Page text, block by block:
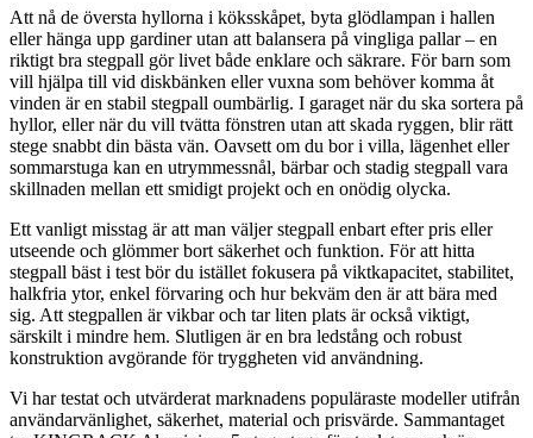
Att nå de översta hyllorna i köksskåpet, byta glödlampan i hallen
eller hänga upp gardiner utan att balansera på vingliga pallar – en
riktigt bra stegpall gör livet både enklare och säkrare. För barn som
vill hjälpa till vid diskbänken eller vuxna som behöver komma åt
vinden är en stabil stegpall oumbärlig. I garaget när du ska sortera på
hyllor, eller när du vill tvätta fönstren utan att skada ryggen, blir rätt
stege snabbt din bästa vän. Oavsett om du bor i villa, lägenhet eller
sommarstuga kan en utrymmessnål, bärbar och stadig stegpall vara
skillnaden mellan ett smidigt projekt och en onödig olycka.
Ett vanligt misstag är att man väljer stegpall enbart efter pris eller
utseende och glömmer bort säkerhet och funktion. För att hitta
stegpall bäst i test bör du istället fokusera på viktkapacitet, stabilitet,
halkfria ytor, enkel förvaring och hur bekväm den är att bära med
sig. Att stegpallen är vikbar och tar liten plats är också viktigt,
särskilt i mindre hem. Slutligen är en bra ledstång och robust
konstruktion avgörande för tryggheten vid användning.
Vi har testat och utvärderat marknadens populäraste modeller utifrån
användarvänlighet, säkerhet, material och prisvärde. Sammantaget